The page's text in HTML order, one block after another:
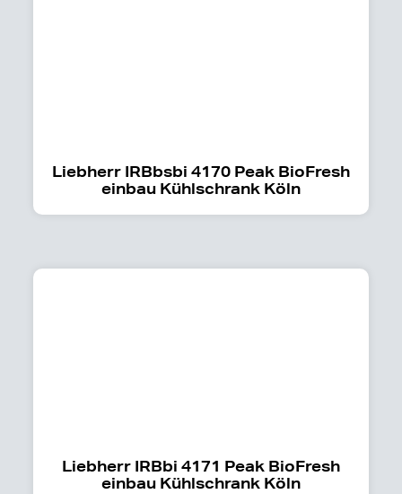
Liebherr IRBbsbi 4170 Peak BioFresh
einbau Kühlschrank Köln
Liebherr IRBbi 4171 Peak BioFresh
einbau Kühlschrank Köln